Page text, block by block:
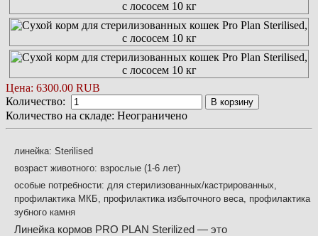
Цена: 6300.00 RUB
Количество:
В корзину
Количество на складе: Неограничено
линейка: Sterilised
возраст животного: взрослые (1-6 лет)
особые потребности: для стерилизованных/кастрированных,
профилактика МКБ, профилактика избыточного веса, профилактика
зубного камня
Линейка кормов PRO PLAN Sterilized — это